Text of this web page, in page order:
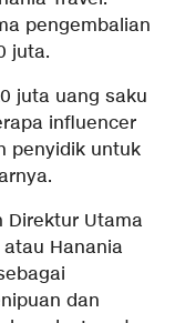
pengembalian
juta.
juta uang saku
influencer
penyidik untuk
Direktur Utama
atau Hanania
dan